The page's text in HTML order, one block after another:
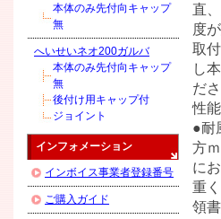
本体のみ先付向キャップ
無
へいせいネオ200ガルバ
本体のみ先付向キャップ
無
後付け用キャップ付
ジョイント
インフォメーション
インボイス事業者登録番号
ご購入ガイド
直
度
取
し
ださ
性能
●耐
方
に
重
領書